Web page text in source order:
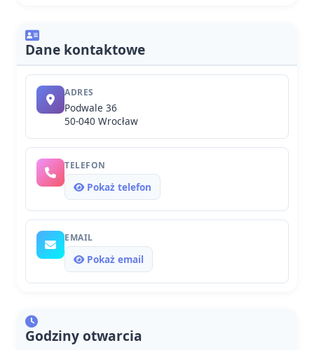
Dane kontaktowe
ADRES
Podwale 36
50-040 Wrocław
TELEFON
Pokaż telefon
EMAIL
Pokaż email
Godziny otwarcia